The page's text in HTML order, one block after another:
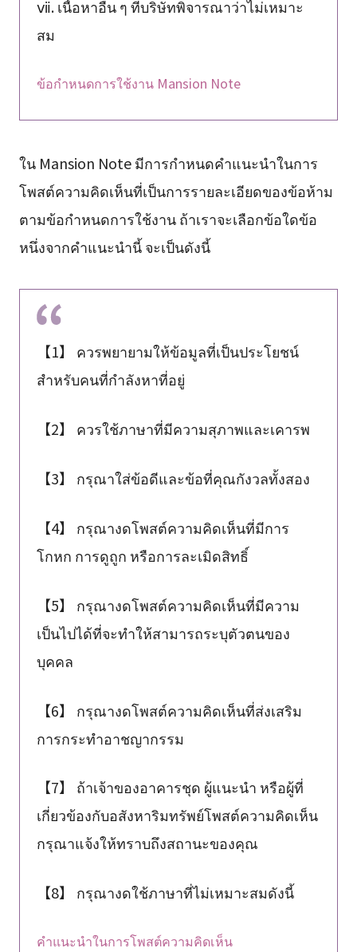
ⅶ. เนื้อหาอื่น ๆ ที่บริษัทพิจารณาว่าไม่เหมาะ
สม
ข้อกำหนดการใช้งาน Mansion Note
ใน Mansion Note มีการกำหนดคำแนะนำในการ
โพสต์ความคิดเห็นที่เป็นการรายละเอียดของข้อห้าม
ตามข้อกำหนดการใช้งาน ถ้าเราจะเลือกข้อใดข้อ
หนึ่งจากคำแนะนำนี้ จะเป็นดังนี้
【1】 ควรพยายามให้ข้อมูลที่เป็นประโยชน์
สำหรับคนที่กำลังหาที่อยู่
【2】 ควรใช้ภาษาที่มีความสุภาพและเคารพ
【3】 กรุณาใส่ข้อดีและข้อที่คุณกังวลทั้งสอง
【4】 กรุณางดโพสต์ความคิดเห็นที่มีการ
โกหก การดูถูก หรือการละเมิดสิทธิ์
【5】 กรุณางดโพสต์ความคิดเห็นที่มีความ
เป็นไปได้ที่จะทำให้สามารถระบุตัวตนของ
บุคคล
【6】 กรุณางดโพสต์ความคิดเห็นที่ส่งเสริม
การกระทำอาชญากรรม
【7】 ถ้าเจ้าของอาคารชุด ผู้แนะนำ หรือผู้ที่
เกี่ยวข้องกับอสังหาริมทรัพย์โพสต์ความคิดเห็น
กรุณาแจ้งให้ทราบถึงสถานะของคุณ
【8】 กรุณางดใช้ภาษาที่ไม่เหมาะสมดังนี้
คำแนะนำในการโพสต์ความคิดเห็น